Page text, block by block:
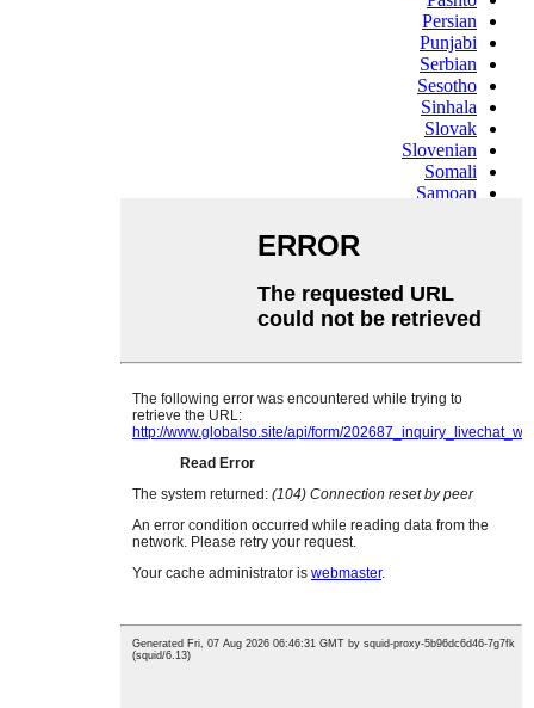
Persian
Punjabi
Serbian
Sesotho
Sinhala
Slovak
Slovenian
Somali
Samoan
Swahili
Tajik
Telugu
Ukrainian
Urdu
Welsh
Xhosa
Tatar
Oriya